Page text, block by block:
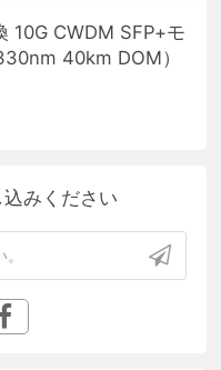
10G CWDM SFP+モ
40km DOM）
みください